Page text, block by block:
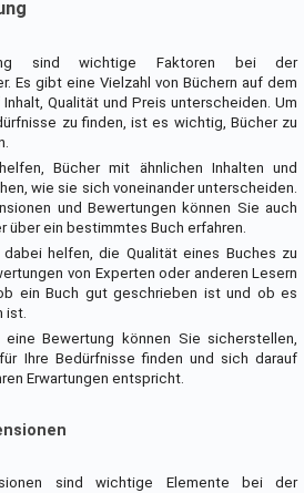
sind wichtige Faktoren bei der
Es gibt eine Vielzahl von Büchern auf dem
Qualität und Preis unterscheiden. Um
zu finden, ist es wichtig, Bücher zu
Bücher mit ähnlichen Inhalten und
wie sie sich voneinander unterscheiden.
und Bewertungen können Sie auch
über ein bestimmtes Buch erfahren.
dabei helfen, die Qualität eines Buches zu
von Experten oder anderen Lesern
ein Buch gut geschrieben ist und ob es
ist.
Bewertung können Sie sicherstellen,
Ihre Bedürfnisse finden und sich darauf
Erwartungen entspricht.
sind wichtige Elemente bei der